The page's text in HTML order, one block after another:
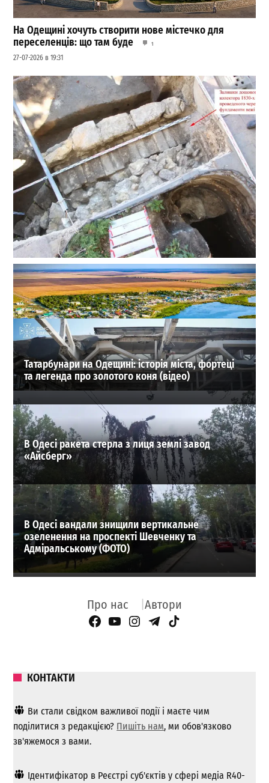
На Одещині хочуть створити нове містечко для
переселенців: що там буде
1
27-07-2026 в 19:31
Сенсація на Приморському бульварі: археологи
Одеси знайшли одну з веж Османського замку
Хаджибей
0
03-08-2026 в 08:49
ВИБІР РЕДАКЦІЇ
Татарбунари на Одещині: історія міста, фортеці
та легенда про золотого коня (відео)
В Одесі ракета стерла з лиця землі завод
«Айсберг»
В Одесі вандали знищили вертикальне
озеленення на проспекті Шевченку та
Адміральському (ФОТО)
Про нас Автори
Facebook Page
YouTube
Instagram
Telegram
TikTok
КОНТАКТИ
Ви стали свідком важливої ​​події і маєте чим
поділитися з редакцією? Пишіть нам, ми обов'язково
зв'яжемося з вами.
Ідентифікатор в Реєстрі суб'єктів у сфері медіа R40-